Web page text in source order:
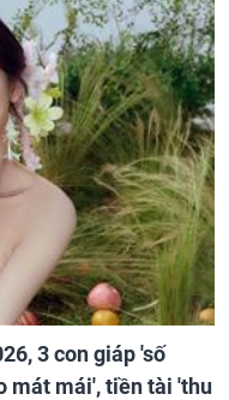
3 con giáp 'số
mát mái', tiền tài 'thu